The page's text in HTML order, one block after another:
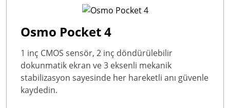
Osmo Pocket 4
1 inç CMOS sensör, 2 inç döndürülebilir
dokunmatik ekran ve 3 eksenli mekanik
stabilizasyon sayesinde her hareketli anı güvenle
kaydedin.